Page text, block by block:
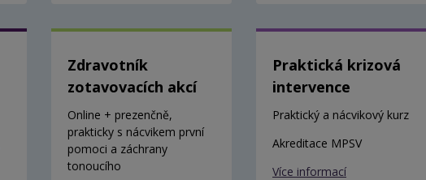
Zdravotník
zotavovacích akcí
Online + prezenčně,
prakticky s nácvikem první
pomoci a záchrany
tonoucího
Praktická krizová
intervence
Praktický a nácvikový kurz
Akreditace MPSV
Více informací